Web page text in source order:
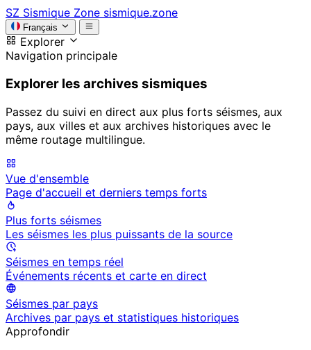
SZ Sismique Zone sismique.zone
Français
Explorer
Navigation principale
Explorer les archives sismiques
Passez du suivi en direct aux plus forts séismes, aux
pays, aux villes et aux archives historiques avec le
même routage multilingue.
Vue d'ensemble
Page d'accueil et derniers temps forts
Plus forts séismes
Les séismes les plus puissants de la source
Séismes en temps réel
Événements récents et carte en direct
Séismes par pays
Archives par pays et statistiques historiques
Approfondir